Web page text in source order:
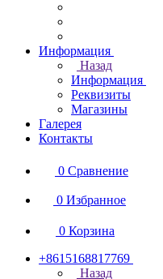
Информация
Назад
Информация
Реквизиты
Магазины
Галерея
Контакты
0 Сравнение
0 Избранное
0 Корзина
+8615168817769
Назад